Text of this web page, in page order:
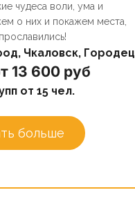
чудеса воли, ума и
о них и покажем места,
Чкаловск, Городец
13 600 руб
от 15 чел.
больше